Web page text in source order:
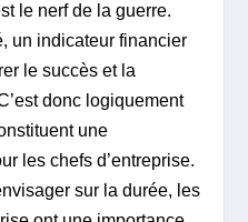
le nerf de la guerre.
un indicateur financier
le succès et la
donc logiquement
une
les chefs d’entreprise.
sur la durée, les